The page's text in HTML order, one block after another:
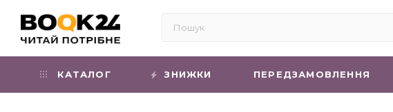
КАТАЛОГ ЗНИЖКИ ПЕРЕДЗАМОВЛЕННЯ